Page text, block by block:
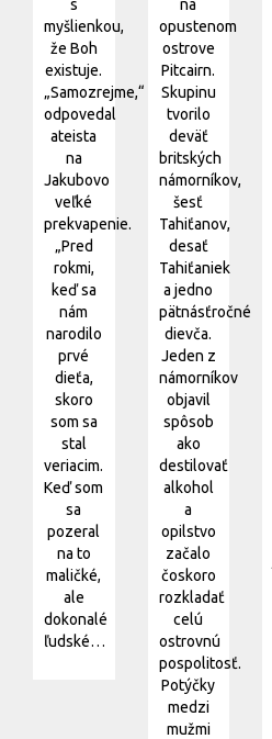
s
myšlienkou,
že Boh
existuje.
„Samozrejme,“
odpovedal
ateista
na
Jakubovo
veľké
prekvapenie.
„Pred
rokmi,
keď sa
nám
narodilo
prvé
dieťa,
skoro
som sa
stal
veriacim.
Keď som
sa
pozeral
na to
maličké,
ale
dokonalé
ľudské…
na
opustenom
ostrove
Pitcairn.
Skupinu
tvorilo
deväť
britských
námorníkov,
šesť
Tahiťanov,
desať
Tahiťaniek
a jedno
pätnásťročné
dievča.
Jeden z
námorníkov
objavil
spôsob
ako
destilovať
alkohol
a
opilstvo
začalo
čoskoro
rozkladať
celú
ostrovnú
pospolitosť.
Potýčky
medzi
mužmi